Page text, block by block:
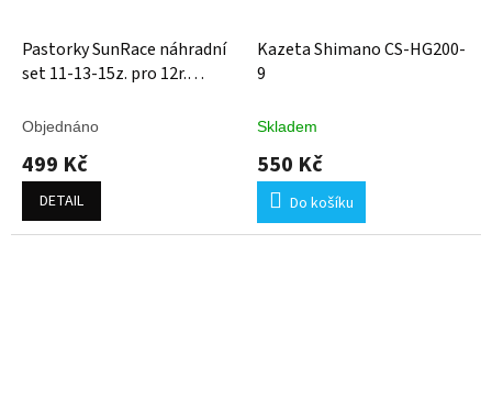
Pastorky SunRace náhradní
set 11-13-15z. pro 12r.
Objednáno
499 Kč
DETAIL
Kazeta Shimano CS-HG200-
9
Skladem
550 Kč
Do košíku